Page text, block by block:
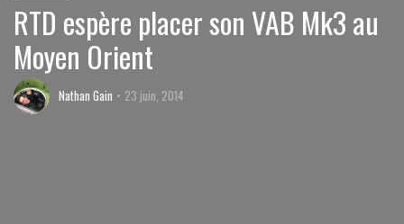
RTD espère placer son VAB Mk3 au
Moyen Orient
Nathan Gain 23 juin, 2014